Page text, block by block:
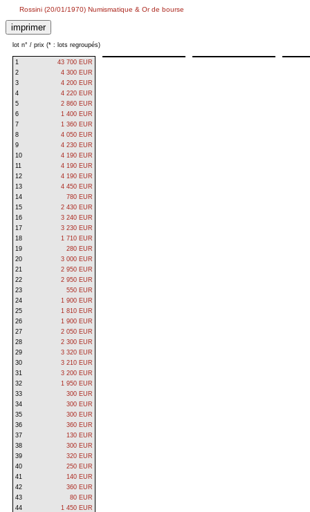
Rossini (20/01/1970) Numismatique & Or de bourse
lot n° / prix (* : lots regroupés)
1
43 700 EUR
2
4 300 EUR
3
4 200 EUR
4
4 220 EUR
5
2 860 EUR
6
1 400 EUR
7
1 360 EUR
8
4 050 EUR
9
4 230 EUR
10
4 190 EUR
11
4 190 EUR
12
4 190 EUR
13
4 450 EUR
14
780 EUR
15
2 430 EUR
16
3 240 EUR
17
3 230 EUR
18
1 710 EUR
19
280 EUR
20
3 000 EUR
21
2 950 EUR
22
2 950 EUR
23
550 EUR
24
1 900 EUR
25
1 810 EUR
26
1 900 EUR
27
2 050 EUR
28
2 300 EUR
29
3 320 EUR
30
3 210 EUR
31
3 200 EUR
32
1 950 EUR
33
300 EUR
34
300 EUR
35
300 EUR
36
360 EUR
37
130 EUR
38
300 EUR
39
320 EUR
40
250 EUR
41
140 EUR
42
360 EUR
43
80 EUR
44
1 450 EUR